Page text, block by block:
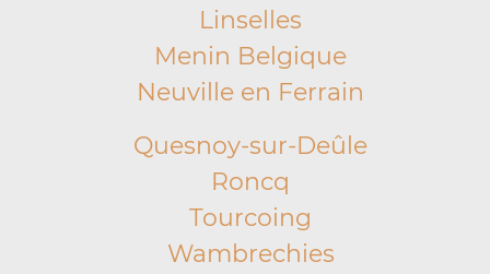
Linselles
Menin Belgique
Neuville en Ferrain
Quesnoy-sur-Deûle
Roncq
Tourcoing
Wambrechies